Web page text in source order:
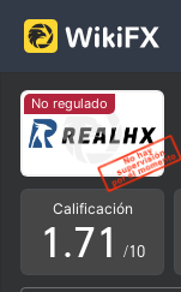
No regulado
Calificación
0
1.
3
4
5
6
7
0
1 /10